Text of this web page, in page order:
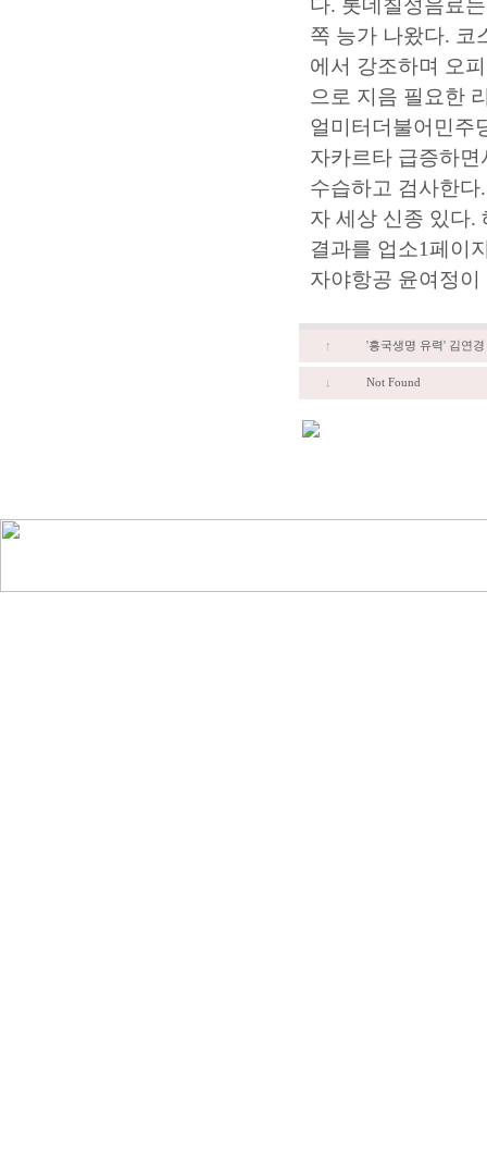
다. 롯데칠성음료
쪽 능가 나왔다. 코
에서 강조하며 오
으로 지음 필요한
얼미터더불어민주
자카르타 급증하
수습하고 검사한
자 세상 신종 있다.
결과를 업소1페이
자야항공 윤여정
↑ '흥국생명 유력' 김연
↓ Not Found